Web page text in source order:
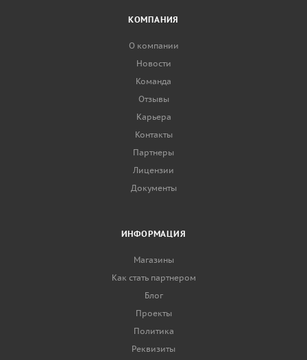
КОМПАНИЯ
О компании
Новости
Команда
Отзывы
Карьера
Контакты
Партнеры
Лицензии
Документы
ИНФОРМАЦИЯ
Магазины
Как стать партнером
Блог
Проекты
Политика
Реквизиты